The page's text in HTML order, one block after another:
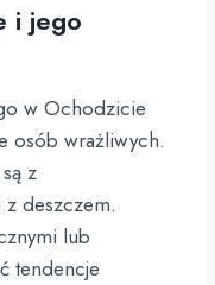
i jego
w Ochodzicie
osób wrażliwych.
z
deszczem.
lub
tendencje